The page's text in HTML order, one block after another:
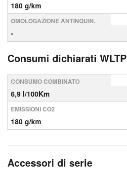
180 g/km
OMOLOGAZIONE ANTINQUIN.
-
Consumi dichiarati WLTP
CONSUMO COMBINATO
6,9 l/100Km
EMISSIONI CO2
180 g/km
Accessori di serie